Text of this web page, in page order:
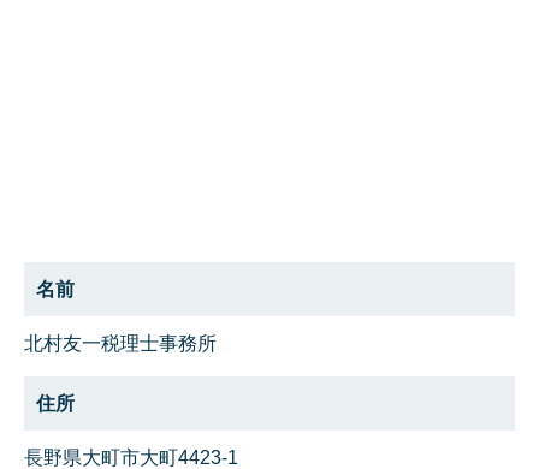
名前
北村友一税理士事務所
住所
長野県大町市大町4423-1